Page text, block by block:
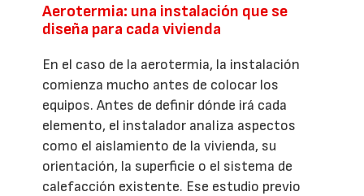
Aerotermia: una instalación que se
diseña para cada vivienda
En el caso de la aerotermia, la instalación
comienza mucho antes de colocar los
equipos. Antes de definir dónde irá cada
elemento, el instalador analiza aspectos
como el aislamiento de la vivienda, su
orientación, la superficie o el sistema de
calefacción existente. Ese estudio previo